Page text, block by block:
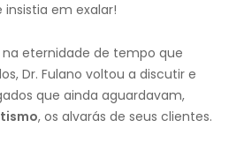
em exalar!
eternidade de tempo que
Dr. Fulano voltou a discutir e
que ainda aguardavam,
, os alvarás de seus clientes.